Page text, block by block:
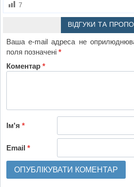
7
ВІДГУКИ ТА
Ваша e-mail адреса не
поля позначені*
Коментар*
Ім'я*
Email*